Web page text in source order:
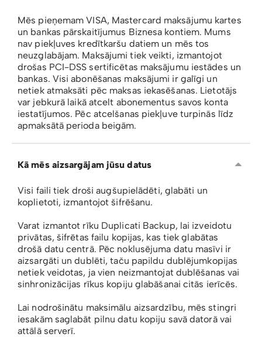
Mēs pieņemam VISA, Mastercard maksājumu kartes
un bankas pārskaitījumus Biznesa kontiem. Mums
nav piekļuves kredītkaršu datiem un mēs tos
neuzglabājam. Maksājumi tiek veikti, izmantojot
drošas PCI-DSS sertificētas maksājumu iestādes un
bankas. Visi abonēšanas maksājumi ir galīgi un
netiek atmaksāti pēc maksas iekasēšanas. Lietotājs
var jebkurā laikā atcelt abonementus savos konta
iestatījumos. Pēc atcelšanas piekļuve turpinās līdz
apmaksātā perioda beigām.
Kā mēs aizsargājam jūsu datus
Visi faili tiek droši augšupielādēti, glabāti un
koplietoti, izmantojot šifrēšanu.
Varat izmantot rīku Duplicati Backup, lai izveidotu
privātas, šifrētas failu kopijas, kas tiek glabātas
drošā datu centrā. Pēc noklusējuma datu masīvi ir
aizsargāti un dublēti, taču papildu dublējumkopijas
netiek veidotas, ja vien neizmantojat dublēšanas vai
sinhronizācijas rīkus kopiju glabāšanai citās ierīcēs.
Lai nodrošinātu maksimālu aizsardzību, mēs stingri
iesakām saglabāt pilnu datu kopiju savā datorā vai
attālā serverī.